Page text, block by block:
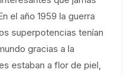
el año 1959 la guerra
superpotencias tenían
gracias a la
estaban a flor de piel,